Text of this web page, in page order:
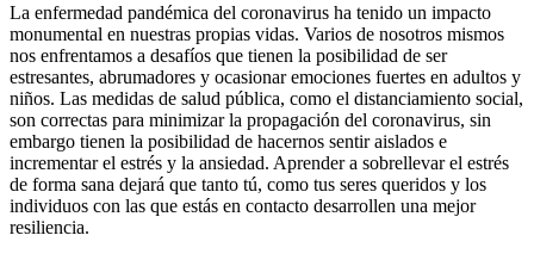
La enfermedad pandémica del coronavirus ha tenido un impacto
monumental en nuestras propias vidas. Varios de nosotros mismos
nos enfrentamos a desafíos que tienen la posibilidad de ser
estresantes, abrumadores y ocasionar emociones fuertes en adultos y
niños. Las medidas de salud pública, como el distanciamiento social,
son correctas para minimizar la propagación del coronavirus, sin
embargo tienen la posibilidad de hacernos sentir aislados e
incrementar el estrés y la ansiedad. Aprender a sobrellevar el estrés
de forma sana dejará que tanto tú, como tus seres queridos y los
individuos con las que estás en contacto desarrollen una mejor
resiliencia.